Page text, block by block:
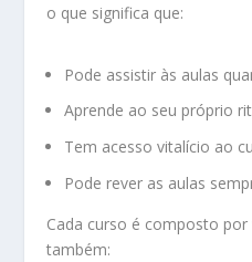
o que significa que:
Pode assistir às aulas
Aprende ao seu próprio
Tem acesso vitalício ao
Pode rever as aulas
Cada curso é composto
também: